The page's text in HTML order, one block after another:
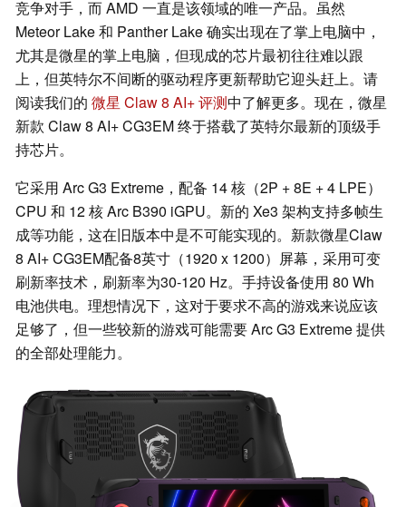
竞争对手，而 AMD 一直是该领域的唯一产品。虽然
Meteor Lake 和 Panther Lake 确实出现在了掌上电脑中，
尤其是微星的掌上电脑，但现成的芯片最初往往难以跟
上，但英特尔不间断的驱动程序更新帮助它迎头赶上。请
阅读我们的 微星 Claw 8 AI+ 评测中了解更多。现在，微星
新款 Claw 8 AI+ CG3EM 终于搭载了英特尔最新的顶级手
持芯片。
它采用 Arc G3 Extreme，配备 14 核（2P + 8E + 4 LPE）
CPU 和 12 核 Arc B390 iGPU。新的 Xe3 架构支持多帧生
成等功能，这在旧版本中是不可能实现的。新款微星Claw
8 AI+ CG3EM配备8英寸（1920 x 1200）屏幕，采用可变
刷新率技术，刷新率为30-120 Hz。手持设备使用 80 Wh
电池供电。理想情况下，这对于要求不高的游戏来说应该
足够了，但一些较新的游戏可能需要 Arc G3 Extreme 提供
的全部处理能力。